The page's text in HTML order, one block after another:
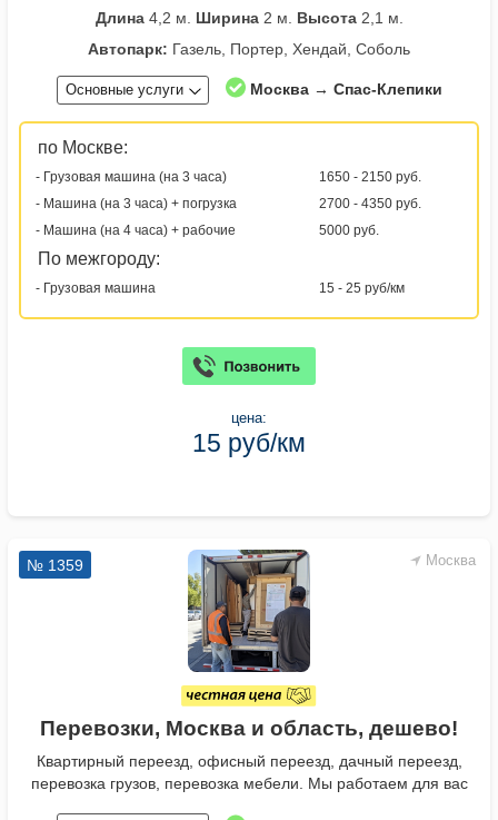
Длина4,2 м. Ширина2 м. Высота2,1 м.
Автопарк: Газель, Портер, Хендай, Соболь
Основные услуги Москва → Спас-Клепики
по Москве:
- Грузовая машина (на 3 часа)
1650 - 2150 руб.
- Машина (на 3 часа) + погрузка
2700 - 4350 руб.
- Машина (на 4 часа) + рабочие
5000 руб.
По межгороду:
- Грузовая машина 15 - 25 руб/км
цена:
15 руб/км
Москва
№ 1359
Перевозки, Москва и область, дешево!
Квартирный переезд, офисный переезд, дачный переезд,
перевозка грузов, перевозка мебели. Мы работаем для вас